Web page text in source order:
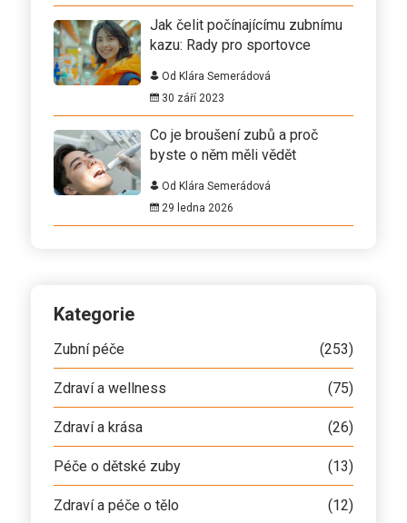
Jak čelit počínajícímu zubnímu
kazu: Rady pro sportovce
Od Klára Semerádová
30 září 2023
Co je broušení zubů a proč
byste o něm měli vědět
Od Klára Semerádová
29 ledna 2026
Kategorie
Zubní péče (253)
Zdraví a wellness (75)
Zdraví a krása (26)
Péče o dětské zuby (13)
Zdraví a péče o tělo (12)